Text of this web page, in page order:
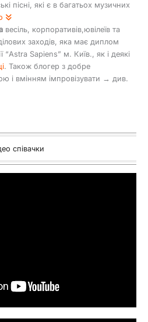
пісні, які є в багатьох музичних
весіль, корпоративів,ювілеїв та
заходів, яка має диплом
“Astra Sapiens” м. Київ., як і деякі
. Також блогер з добре
і вмінням імпровізувати → див.
співачки